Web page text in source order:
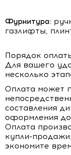
Фурнитура:
газлифты,
Порядок
Для вашего
несколько
Оплата может
составления
оформления
Оплата
купли-
экономите